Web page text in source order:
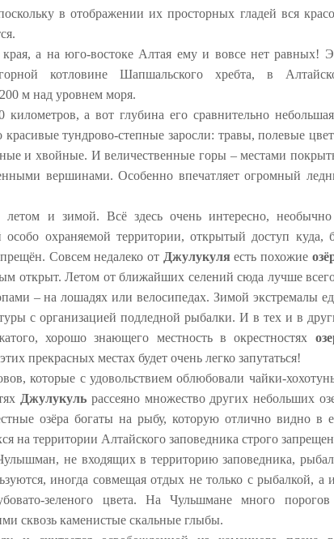
в отображении их просторных гладей вся
а на юго-востоке Алтая ему и вовсе нет равных!
котловине Шапшальского хребта, в
м над уровнем моря.
а вот глубина его сравнительно
красивые тундрово-степные заросли: травы, полевые
и хвойные. И величественные горы – местами
вершинами. Особенно впечатляет огромный
летом и зимой. Всё здесь очень интересно,
охраняемой территории, открытый доступ куда,
Совсем недалеко от Джулукуля есть похожие
открыт. Летом от ближайших селений сюда лучше
– на лошадях или велосипедах. Зимой экстремалы
с организацией подледной рыбалки. И в тех и в
хорошо знающего местность в окрестностях
прекрасных местах будет очень легко запутаться!
которые с удовольствием облюбовали чайки-
Джулукуль рассеяно множество других небольших
озёра богаты на рыбу, которую отлично видно в
на территории Алтайского заповедника строго
не входящих в территорию заповедника,
иногда совмещая отдых не только с рыбалкой, а
зеленого цвета. На Чульшмане много
сквозь каменистые скальные глыбы.